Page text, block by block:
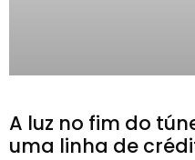
A luz no fim do
uma linha de